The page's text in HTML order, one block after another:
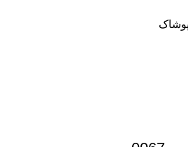
پوشاک